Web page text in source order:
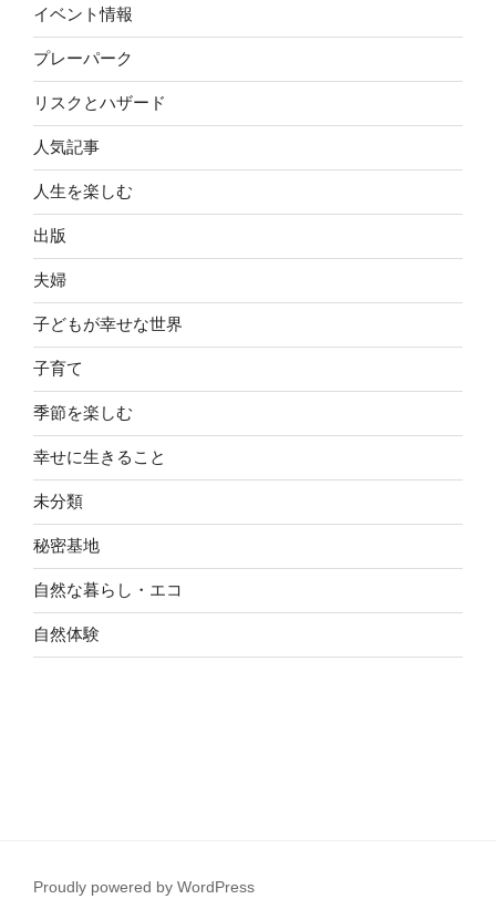
イベント情報
プレーパーク
リスクとハザード
人気記事
人生を楽しむ
出版
夫婦
子どもが幸せな世界
子育て
季節を楽しむ
幸せに生きること
未分類
秘密基地
自然な暮らし・エコ
自然体験
Proudly powered by WordPress